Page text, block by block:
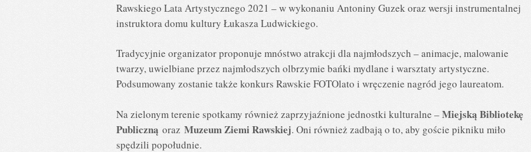
Rawskiego Lata Artystycznego 2021 – w wykonaniu Antoniny Guzek oraz wersji instrumentalnej
instruktora domu kultury Łukasza Ludwickiego.
Tradycyjnie organizator proponuje mnóstwo atrakcji dla najmłodszych – animacje, malowanie
twarzy, uwielbiane przez najmłodszych olbrzymie bańki mydlane i warsztaty artystyczne.
Podsumowany zostanie także konkurs Rawskie FOTOlato i wręczenie nagród jego laureatom.
Na zielonym terenie spotkamy również zaprzyjaźnione jednostki kulturalne –Miejską Bibliotekę
Publiczną oraz Muzeum Ziemi Rawskiej. Oni również zadbają o to, aby goście pikniku miło
spędzili popołudnie.